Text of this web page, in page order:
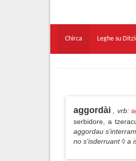
Chirca Leghe su
aggordài , vrb:
serbidore, a
aggordau
no s'isderruant ◊ a